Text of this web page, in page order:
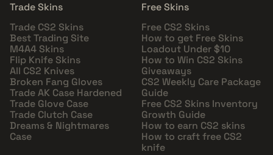
Trade Skins
Trade CS2 Skins
Best Trading Site
M4A4 Skins
Flip Knife Skins
All CS2 Knives
Broken Fang Gloves
Trade AK Case Hardened
Trade Glove Case
Trade Clutch Case
Dreams & Nightmares
Case
Free Skins
Free CS2 Skins
How to get Free Skins
Loadout Under $10
How to Win CS2 Skins
Giveaways
CS2 Weekly Care Package
Guide
Free CS2 Skins Inventory
Growth Guide
How to earn CS2 skins
How to craft free CS2
knife